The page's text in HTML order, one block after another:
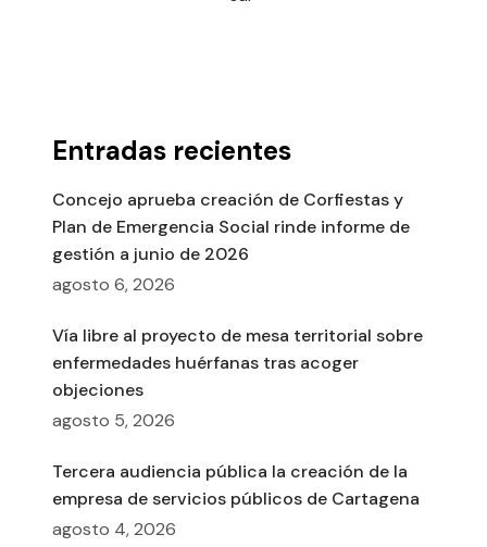
Entradas recientes
Concejo aprueba creación de Corfiestas y
Plan de Emergencia Social rinde informe de
gestión a junio de 2026
agosto 6, 2026
Vía libre al proyecto de mesa territorial sobre
enfermedades huérfanas tras acoger
objeciones
agosto 5, 2026
Tercera audiencia pública la creación de la
empresa de servicios públicos de Cartagena
agosto 4, 2026